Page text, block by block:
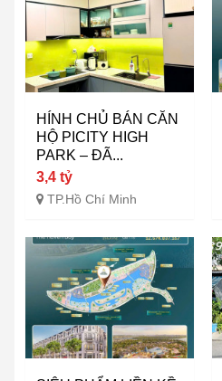
HÍNH CHỦ BÁN CĂN
HỘ PICITY HIGH
PARK – ĐÃ...
3,4 tỷ
TP.Hồ Chí Minh